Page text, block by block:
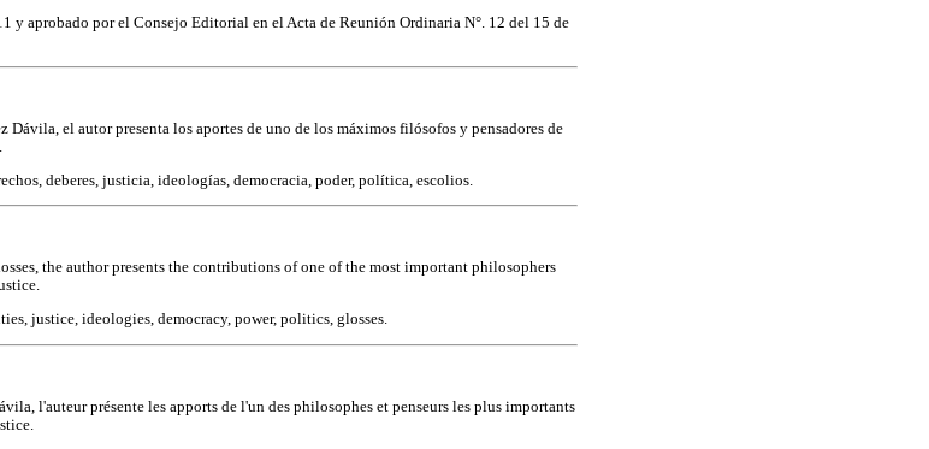
y aprobado por el Consejo Editorial en el Acta de Reunión Ordinaria N°. 12 del 15 de
Dávila, el autor presenta los aportes de uno de los máximos filósofos y pensadores de
deberes, justicia, ideologías, democracia, poder, política, escolios.
the author presents the contributions of one of the most important philosophers
justice, ideologies, democracy, power, politics, glosses.
l'auteur présente les apports de l'un des philosophes et penseurs les plus importants